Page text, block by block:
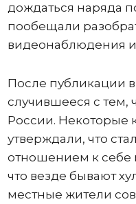
дождаться наряда
пообещали
видеонаблюдения и
После публикации
случившееся с тем,
России. Некоторые
утверждали, что
отношением к себе
что везде бывают
местные жители